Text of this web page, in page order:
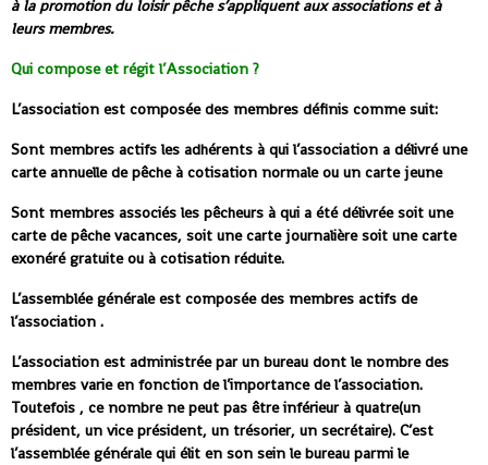
à la promotion du loisir pêche s’appliquent aux associations et à
leurs membres.
Qui compose et régit l’Association ?
L’association est composée des membres définis comme suit:
Sont membres actifs les adhérents à qui l’association a délivré une
carte annuelle de pêche à cotisation normale ou un carte jeune
Sont membres associés les pêcheurs à qui a été délivrée soit une
carte de pêche vacances, soit une carte journalière soit une carte
exonéré gratuite ou à cotisation réduite.
L’assemblée générale est composée des membres actifs de
l’association .
L’association est administrée par un bureau dont le nombre des
membres varie en fonction de l’importance de l’association.
Toutefois , ce nombre ne peut pas être inférieur à quatre(un
président, un vice président, un trésorier, un secrétaire). C’est
l’assemblée générale qui élit en son sein le bureau parmi le